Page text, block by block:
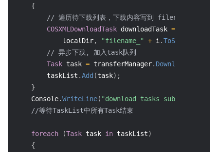
{
// 遍历待下载列表，下载内容写到 filename_i 文件
COSXMLDownloadTask downloadTask =
            localDir
, "filename_" + i .ToString
// 异步下载, 加入task队列
Task task = transferManager. DownloadAsync
        taskList
.Add (task) ;
}
    Console
.WriteLine( "download tasks submitted,
//等待TaskList中所有Task结束
foreach (Task task in taskList)
{